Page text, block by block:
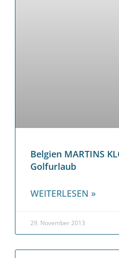
Belgien MARTINS
Golfurlaub
WEITERLESEN »
29. November 2013